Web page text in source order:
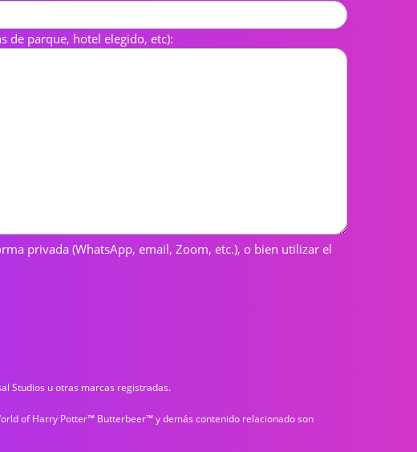
de parque, hotel elegido, etc):
privada (WhatsApp, email, Zoom, etc.), o bien utilizar el
Studios u otras marcas registradas.
of Harry Potter™ Butterbeer™ y demás contenido relacionado son